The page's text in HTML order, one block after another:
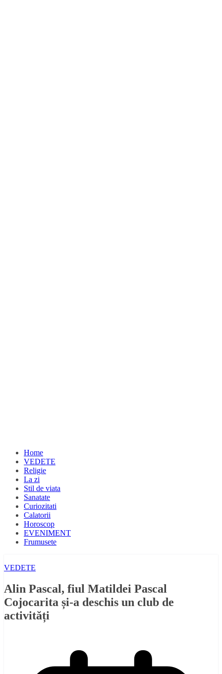
Home
VEDETE
Religie
La zi
Stil de viata
Sanatate
Curiozitati
Calatorii
Horoscop
EVENIMENT
Frumusete
VEDETE
Alin Pascal, fiul Matildei Pascal
Cojocarita și-a deschis un club de
activități